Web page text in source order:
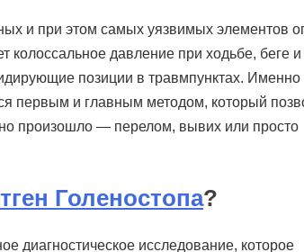
и при этом самых уязвимых элементов
колоссальное давление при ходьбе, беге
позиции в травмпунктах. Именно
первым и главным методом, который
произошло — перелом, вывих или просто
Голеностопа?
диагностическое исследование, которое